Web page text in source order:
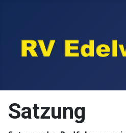
Satzung